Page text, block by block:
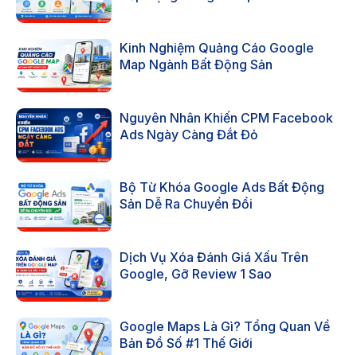
Kinh Nghiệm Quảng Cáo Google
Map Ngành Bất Động Sản
Nguyên Nhân Khiến CPM Facebook
Ads Ngày Càng Đắt Đỏ
Bộ Từ Khóa Google Ads Bất Động
Sản Dễ Ra Chuyển Đổi
Dịch Vụ Xóa Đánh Giá Xấu Trên
Google, Gỡ Review 1 Sao
Google Maps Là Gì? Tổng Quan Về
Bản Đồ Số #1 Thế Giới